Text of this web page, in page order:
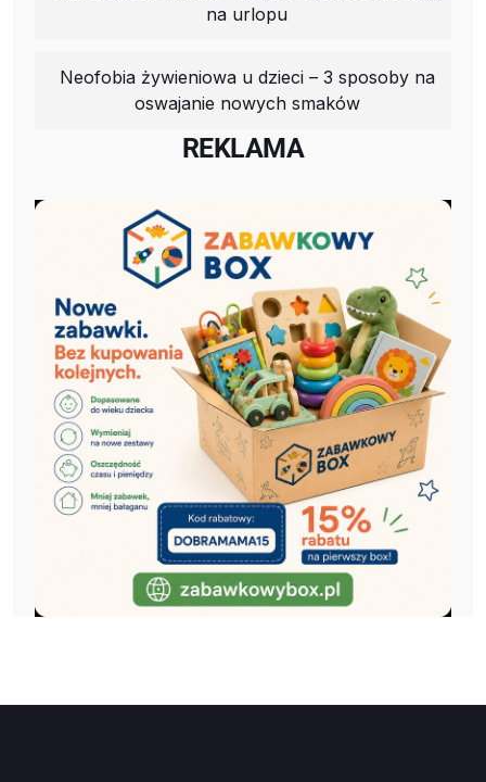
na urlopu
Neofobia żywieniowa u dzieci – 3 sposoby na
oswajanie nowych smaków
REKLAMA